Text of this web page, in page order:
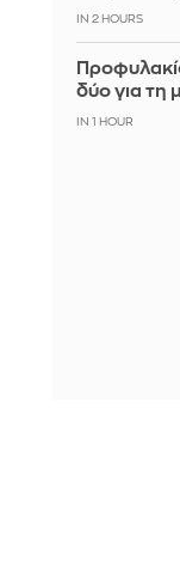
IN 2 HOURS
δύο για τη
IN 1 HOUR